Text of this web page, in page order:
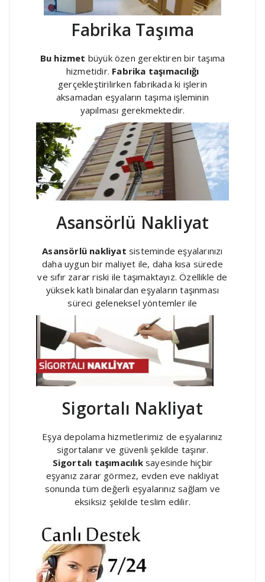
Fabrika Taşıma
Bu hizmet büyük özen gerektiren bir taşıma
hizmetidir. Fabrika taşımacılığı
gerçekleştirilirken fabrikada ki işlerin
aksamadan eşyaların taşıma işleminin
yapılması gerekmektedir.
Asansörlü Nakliyat
Asansörlü nakliyat sisteminde eşyalarınızı
daha uygun bir maliyet ile, daha kısa sürede
ve sıfır zarar riski ile taşımaktayız. Özellikle de
yüksek katlı binalardan eşyaların taşınması
süreci geleneksel yöntemler ile
Sigortalı Nakliyat
Eşya depolama hizmetlerimiz de eşyalarınız
sigortalanır ve güvenli şekilde taşınır.
Sigortalı taşımacılıksayesinde hiçbir
eşyanız zarar görmez, evden eve nakliyat
sonunda tüm değerli eşyalarınız sağlam ve
eksiksiz şekilde teslim edilir.